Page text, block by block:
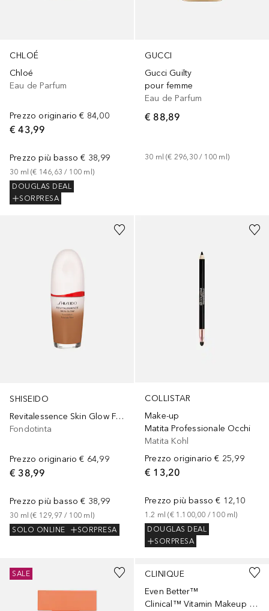
CHLOÉ
Chloé
Eau de Parfum
Prezzo originario € 84,00
€ 43,99
Prezzo più basso € 38,99
30 ml (€ 146,63 / 100 ml)
DOUGLAS DEAL
SORPRESA
GUCCI
Gucci Guilty
pour femme
Eau de Parfum
€ 88,89
30 ml (€ 296,30 / 100 ml)
SHISEIDO
Revitalessence Skin Glow Foundation
Fondotinta
Prezzo originario € 64,99
€ 38,99
Prezzo più basso € 38,99
30 ml (€ 129,97 / 100 ml)
SOLO ONLINE
SORPRESA
+26
COLLISTAR
Make-up
Matita Professionale Occhi
Matita Kohl
Prezzo originario € 25,99
€ 13,20
Prezzo più basso € 12,10
1.2 ml (€ 1.100,00 / 100 ml)
DOUGLAS DEAL
SORPRESA
SALE
CLINIQUE
Even Better™
Clinical™ Vitamin Makeup SPF 50
+10